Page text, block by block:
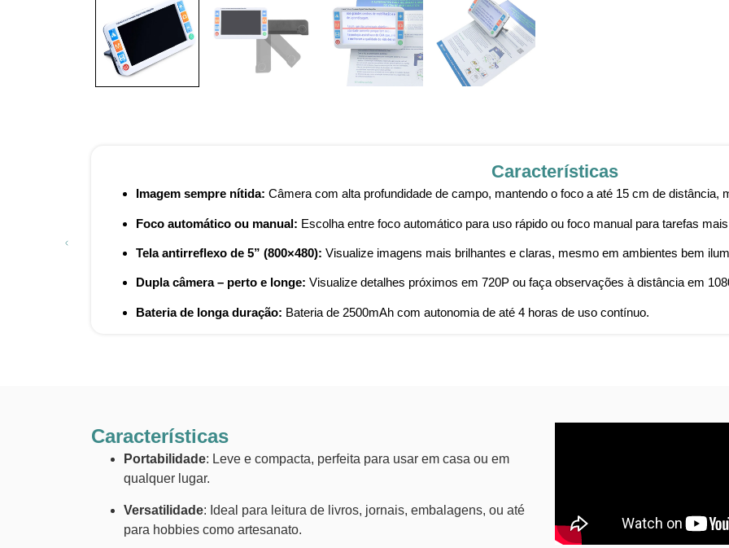
Características
Imagem sempre nítida: Câmera com alta profundidade de campo, mantendo o foco a até 15 cm de distância,
Foco automático ou manual: Escolha entre foco automático para uso rápido ou foco manual para tarefas
Tela antirreflexo de 5” (800×480): Visualize imagens mais brilhantes e claras, mesmo em ambientes bem
Dupla câmera – perto e longe: Visualize detalhes próximos em 720P ou faça observações à distância em
Bateria de longa duração: Bateria de 2500mAh com autonomia de até 4 horas de uso contínuo.
Características
Portabilidade: Leve e compacta, perfeita para usar em casa ou em
qualquer lugar.
Versatilidade: Ideal para leitura de livros, jornais, embalagens, ou até
para hobbies como artesanato.